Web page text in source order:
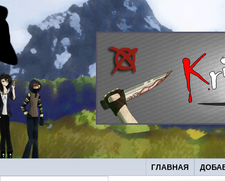
ГЛАВНАЯ